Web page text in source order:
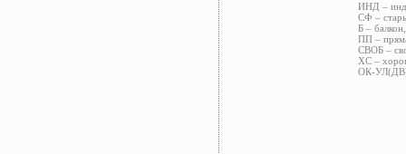
ИНД –
СФ –
Б –
ПП –
СВОБ –
ХС –
ОК-УЛ(ДВ)